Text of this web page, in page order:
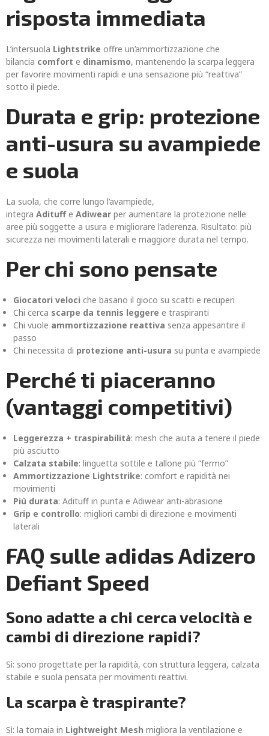
risposta immediata
L’intersuola Lightstrike offre un’ammortizzazione che
bilancia comfort e dinamismo, mantenendo la scarpa leggera
per favorire movimenti rapidi e una sensazione più “reattiva”
sotto il piede.
Durata e grip: protezione
anti-usura su avampiede
e suola
La suola, che corre lungo l’avampiede,
integra Adituffe Adiwear per aumentare la protezione nelle
aree più soggette a usura e migliorare l’aderenza. Risultato: più
sicurezza nei movimenti laterali e maggiore durata nel tempo.
Per chi sono pensate
Giocatori veloci che basano il gioco su scatti e recuperi
Chi cerca scarpe da tennis leggere e traspiranti
Chi vuole ammortizzazione reattiva senza appesantire il
passo
Chi necessita di protezione anti-usura su punta e avampiede
Perché ti piaceranno
(vantaggi competitivi)
Leggerezza + traspirabilità: mesh che aiuta a tenere il piede
più asciutto
Calzata stabile: linguetta sottile e tallone più “fermo”
Ammortizzazione Lightstrike: comfort e rapidità nei
movimenti
Più durata: Adituff in punta e Adiwear anti-abrasione
Grip e controllo: migliori cambi di direzione e movimenti
laterali
FAQ sulle adidas Adizero
Defiant Speed
Sono adatte a chi cerca velocità e
cambi di direzione rapidi?
Sì: sono progettate per la rapidità, con struttura leggera, calzata
stabile e suola pensata per movimenti reattivi.
La scarpa è traspirante?
Sì: la tomaia in Lightweight Mesh migliora la ventilazione e